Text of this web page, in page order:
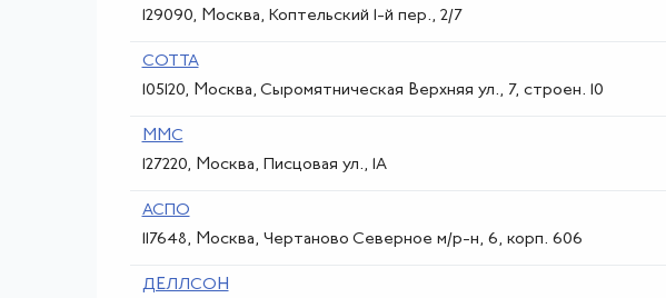
129090, Москва, Коптельский 1-й пер., 2/7
СОТТА
105120, Москва, Сыромятническая Верхняя ул., 7, строен. 10
MMС
127220, Москва, Писцовая ул., 1А
АСПО
117648, Москва, Чертаново Северное м/р-н, 6, корп. 606
ДЕЛЛСОН